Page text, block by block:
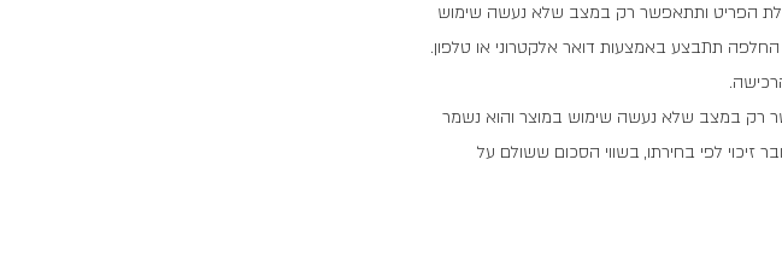
בו פגם תתבצע בתוך 14 יום מיום קבלת הפריט ותתאפשר רק במצב שלא נעשה שימוש
תתבצע באמצעות דואר אלקטרוני או טלפון.
הפריט ותתאפשר רק במצב שלא נעשה שימוש במוצר והוא נשמר
זיכוי לפי בחירתו, בשווי הסכום ששולם על